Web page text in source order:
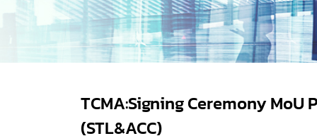
TCMA:Signing Ceremony
(STL&ACC)